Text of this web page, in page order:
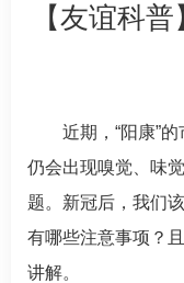
【友谊科
近期，“阳康”
仍会出现嗅觉、味
题。新冠后，我们
有哪些注意事项？
讲解。